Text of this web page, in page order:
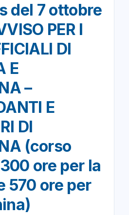
del 7 ottobre
PER I
DI
E
–
E
DI
(corso
ore per la
570 ore per